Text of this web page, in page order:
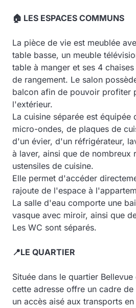
🏠 LES ESPACES COMMUNS
La pièce de vie est meublée
table basse, un meuble
table à manger et ses 4
de rangement. Le salon
balcon afin de pouvoir profiter
l'extérieur.
La cuisine séparée est
micro-ondes, de plaques de
d'un évier, d'un réfrigérateur,
à laver, ainsi que de nombreux
ustensiles de cuisine.
Elle permet d'accéder
rajoute de l'espace à
La salle d'eau comporte une
vasque avec miroir, ainsi que
Les WC sont séparés.
📍LE QUARTIER
Située dans le quartier
cette adresse offre un cadre
un accès aisé aux transports